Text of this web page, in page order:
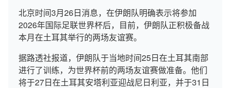
北京时间3月26日消息，在伊朗队明确表示将参加
2026年国际足联世界杯后，目前，伊朗队正积极备战
本月在土耳其举行的两场友谊赛。
据路透社报道，伊朗队于当地时间25日在土耳其南部
进行了训练，为世界杯前的两场友谊赛做准备。他们
将于27日在土耳其安塔利亚迎战尼日利亚，并于31日